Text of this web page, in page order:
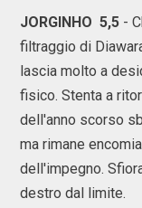
JORGINHO 5,5 -
filtraggio di
lascia molto a
fisico. Stenta a
dell'anno scorso
ma rimane
dell'impegno.
destro dal limite.